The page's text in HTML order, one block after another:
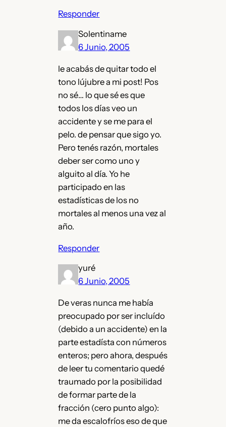
Responder
Solentiname
6 Junio, 2005
le acabás de quitar todo el
tono lújubre a mi post! Pos
no sé… lo que sé es que
todos los días veo un
accidente y se me para el
pelo. de pensar que sigo yo.
Pero tenés razón, mortales
deber ser como uno y
alguito al día. Yo he
participado en las
estadísticas de los no
mortales al menos una vez al
año.
Responder
yuré
6 Junio, 2005
De veras nunca me había
preocupado por ser incluído
(debido a un accidente) en la
parte estadísta con números
enteros; pero ahora, después
de leer tu comentario quedé
traumado por la posibilidad
de formar parte de la
fracción (cero punto algo):
me da escalofríos eso de que